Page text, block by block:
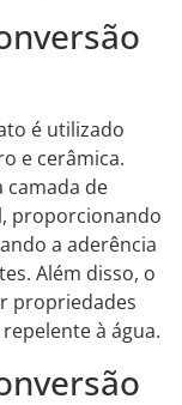
é utilizado
e cerâmica.
camada de
proporcionando
a aderência
Além disso, o
propriedades
à água.